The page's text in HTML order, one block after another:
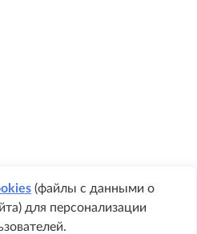
(файлы с данными о
для персонализации
149-8999